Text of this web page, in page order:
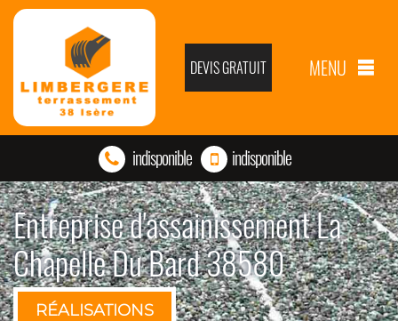
DEVIS GRATUIT MENU
indisponible indisponible
Entreprise d'assainissement La
Chapelle Du Bard 38580
RÉALISATIONS